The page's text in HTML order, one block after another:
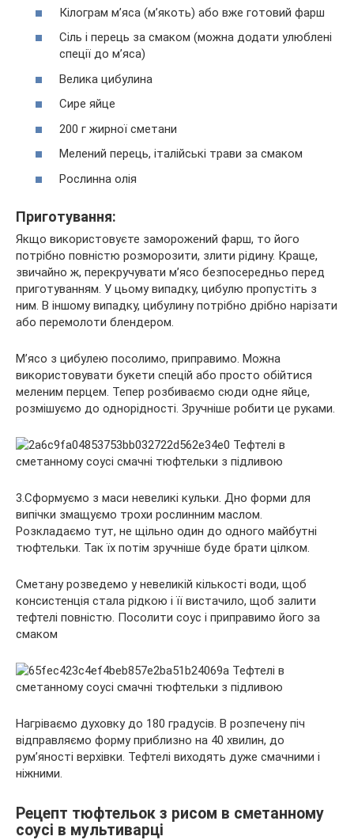
Кілограм м’яса (м’якоть) або вже готовий фарш
Сіль і перець за смаком (можна додати улюблені
спеції до м’яса)
Велика цибулина
Сире яйце
200 г жирної сметани
Мелений перець, італійські трави за смаком
Рослинна олія
Приготування:
Якщо використовуєте заморожений фарш, то його
потрібно повністю розморозити, злити рідину. Краще,
звичайно ж, перекручувати м’ясо безпосередньо перед
приготуванням. У цьому випадку, цибулю пропустіть з
ним. В іншому випадку, цибулину потрібно дрібно нарізати
або перемолоти блендером.
М’ясо з цибулею посолимо, приправимо. Можна
використовувати букети спецій або просто обійтися
меленим перцем. Тепер розбиваємо сюди одне яйце,
розмішуємо до однорідності. Зручніше робити це руками.
3.Сформуємо з маси невеликі кульки. Дно форми для
випічки змащуємо трохи рослинним маслом.
Розкладаємо тут, не щільно один до одного майбутні
тюфтельки. Так їх потім зручніше буде брати цілком.
Сметану розведемо у невеликій кількості води, щоб
консистенція стала рідкою і її вистачило, щоб залити
тефтелі повністю. Посолити соус і приправимо його за
смаком
Нагріваємо духовку до 180 градусів. В розпечену піч
відправляємо форму приблизно на 40 хвилин, до
рум’яності верхівки. Тефтелі виходять дуже смачними і
ніжними.
Рецепт тюфтельок з рисом в сметанному
соусі в мультиварці